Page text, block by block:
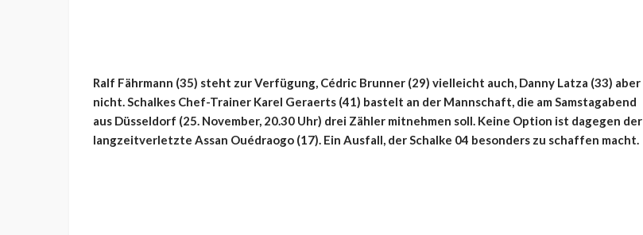
Ralf Fährmann (35) steht zur Verfügung, Cédric Brunner (29) vielleicht auch, Danny Latza (33) aber
nicht. Schalkes Chef-Trainer Karel Geraerts (41) bastelt an der Mannschaft, die am Samstagabend
aus Düsseldorf (25. November, 20.30 Uhr) drei Zähler mitnehmen soll. Keine Option ist dagegen der
langzeitverletzte Assan Ouédraogo (17). Ein Ausfall, der Schalke 04 besonders zu schaffen macht.